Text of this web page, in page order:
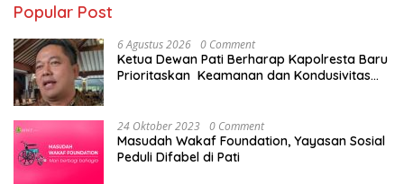
Popular Post
6 Agustus 2026 0 Comment
Ketua Dewan Pati Berharap Kapolresta Baru
Prioritaskan Keamanan dan Kondusivitas
24 Oktober 2023 0 Comment
Masudah Wakaf Foundation, Yayasan Sosial
Peduli Difabel di Pati